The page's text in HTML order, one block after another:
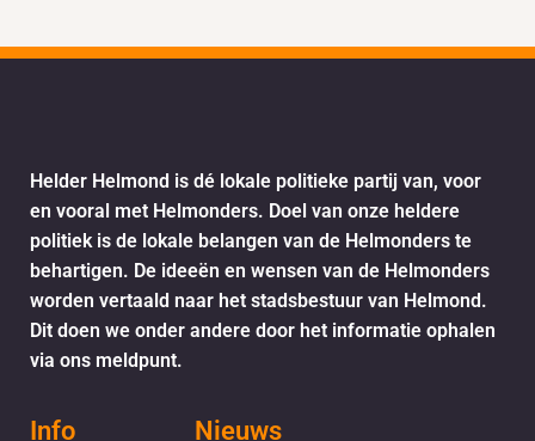
Helder Helmond is dé lokale politieke partij van, voor
en vooral met Helmonders. Doel van onze heldere
politiek is de lokale belangen van de Helmonders te
behartigen. De ideeën en wensen van de Helmonders
worden vertaald naar het stadsbestuur van Helmond.
Dit doen we onder andere door het informatie ophalen
via ons meldpunt.
Info Nieuws